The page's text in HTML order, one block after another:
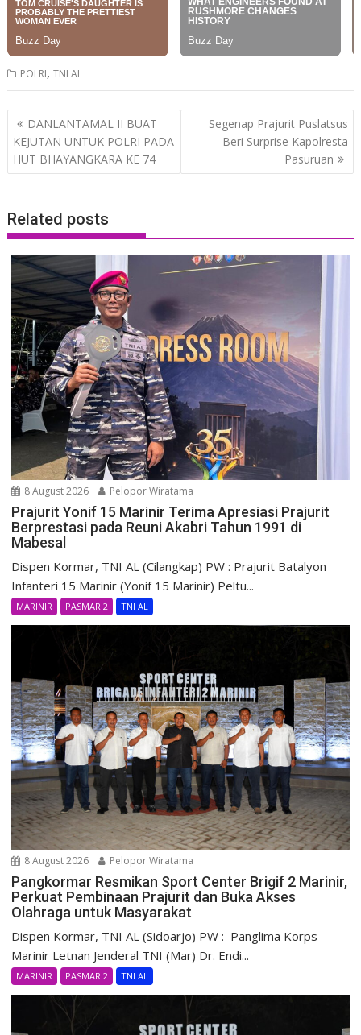
POLRI,TNI AL
Post
navigation
DANLANTAMAL II BUAT
KEJUTAN UNTUK POLRI PADA
HUT BHAYANGKARA KE 74
Segenap Prajurit Puslatsus
Beri Surprise Kapolresta
Pasuruan
Related posts
8 August 2026 Pelopor Wiratama
Prajurit Yonif 15 Marinir Terima Apresiasi Prajurit
Berprestasi pada Reuni Akabri Tahun 1991 di
Mabesal
Dispen Kormar, TNI AL (Cilangkap) PW : Prajurit Batalyon
Infanteri 15 Marinir (Yonif 15 Marinir) Peltu...
MARINIR PASMAR 2 TNI AL
8 August 2026 Pelopor Wiratama
Pangkormar Resmikan Sport Center Brigif 2 Marinir,
Perkuat Pembinaan Prajurit dan Buka Akses
Olahraga untuk Masyarakat
Dispen Kormar, TNI AL (Sidoarjo) PW : Panglima Korps
Marinir Letnan Jenderal TNI (Mar) Dr. Endi...
MARINIR PASMAR 2 TNI AL